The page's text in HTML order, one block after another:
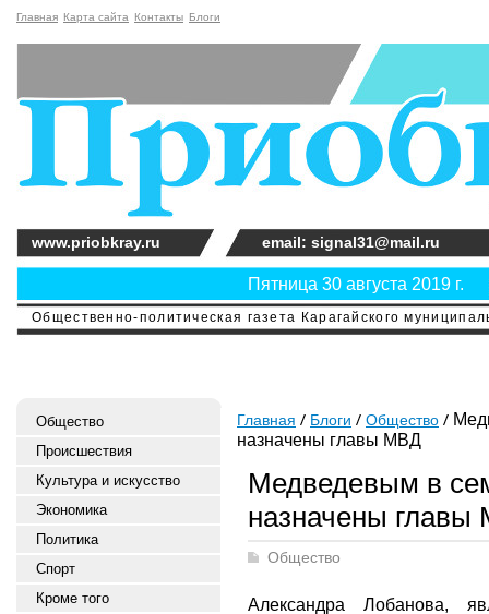
Главная Карта сайта Контакты Блоги
Общественно-политическая газета Карагайского
Пятница 30 августа 2019 г.
www.priobkray.ru email: signal31@mail.ru
Общество
Происшествия
Культура и искусство
Экономика
Политика
Спорт
Кроме того
Главная Блоги Общество
назначены главы МВД
Медведевым в
назначены
Общество
Александра Лобанова,